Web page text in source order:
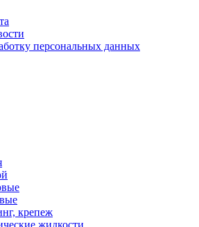
персональных данных
крепеж
жидкости